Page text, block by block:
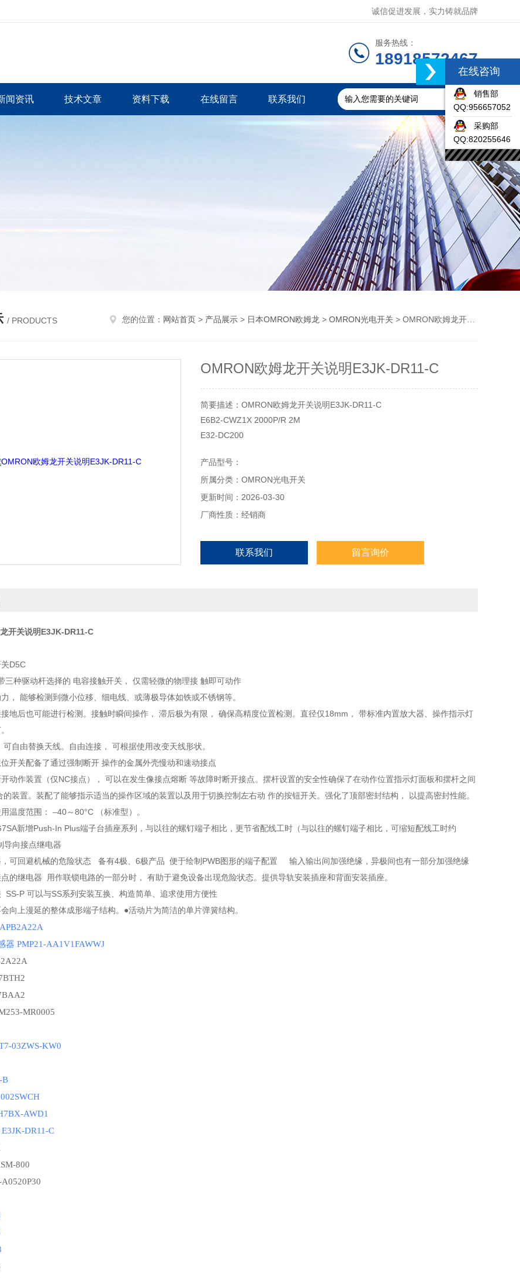
诚信促进发展，实力铸就品牌
服务热线：
18918572467
闻资讯 技术文章 资料下载 在线留言 联系我们
/ PRODUCTS 您的位置： 网站首页 > 产品展示 > 日本OMRON欧姆龙 > OMRON光电开关 > OMRON欧姆龙开关说明E3JK-DR11-C
OMRON欧姆龙开关说明E3JK-DR11-C
简要描述：OMRON欧姆龙开关说明E3JK-DR11-C
E6B2-CWZ1X 2000P/R 2M
E32-DC200
K8AK-VW3 100-240VAC
F3SG-4RE0830P30-D
F3SG-4RE0830P30
B7A-T6B1
F3SJ-A920N55
F3SJ-A2245N30
产品型号：
所属分类：OMRON光电开关
更新时间：2026-03-30
厂商性质：经销商
联系我们 留言询价
开关说明E3JK-DR11-C
D5C
三种驱动杆选择的 电容接触开关， 仅需轻微的物理接 触即可动作
， 能够检测到微小位移、细电线、或薄极导体如铁或不锈钢等。
地后也可能进行检测。接触时瞬间操作， 滞后极为有限， 确保高精度位置检测。直径仅18mm， 带标准内置放大器、操作指示灯
自由替换天线。自由连接， 可根据使用改变天线形状。
开关配备了通过强制断开 操作的金属外壳慢动和速动接点
动作装置（仅NC接点）， 可以在发生像接点熔断 等故障时断开接点。摆杆设置的安全性确保了在动作位置指示灯面板和摆杆之间
的装置。装配了能够指示适当的操作区域的装置以及用于切换控制左右动 作的按钮开关。强化了顶部密封结构， 以提高密封性能。
温度范围： –40～80°C （标准型）。
新增Push-In Plus端子台插座系列，与以往的螺钉端子相比，更节省配线工时（与以往的螺钉端子相比，可缩短配线工时约
导向接点继电器
，可回避机械的危险状态 备有4极、6极产品 便于绘制PWB图形的端子配置 输入输出间加强绝缘，异极间也有一部分加强绝缘
的继电器 用作联锁电路的一部分时， 有助于避免设备出现危险状态。提供导轨安装插座和背面安装插座。
SS-P 可以与SS系列安装互换、构造简单、追求使用方便性
向上漫延的整体成形端子结构。●活动片为简洁的单片弹簧结构。
器 PMP21-AA1V1FAWWJ
MR0005
03ZWS-KW0
B
AWD1
DR11-C
800
A0520P30
在线咨询
销售部
QQ:956657052
采购部
QQ:820255646